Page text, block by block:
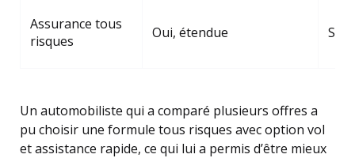
Assurance tous
risques
Oui, étendue
Un automobiliste qui a comparé plusieurs offres a
pu choisir une formule tous risques avec option vol
et assistance rapide, ce qui lui a permis d’être mieux